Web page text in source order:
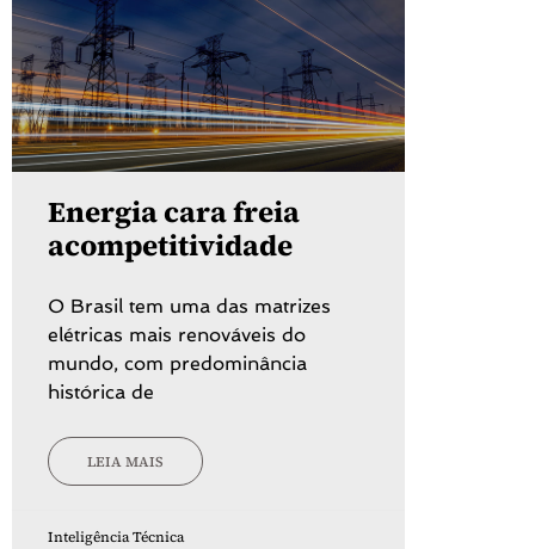
Energia cara freia
acompetitividade
O Brasil tem uma das matrizes
elétricas mais renováveis do
mundo, com predominância
histórica de
LEIA MAIS
Inteligência Técnica